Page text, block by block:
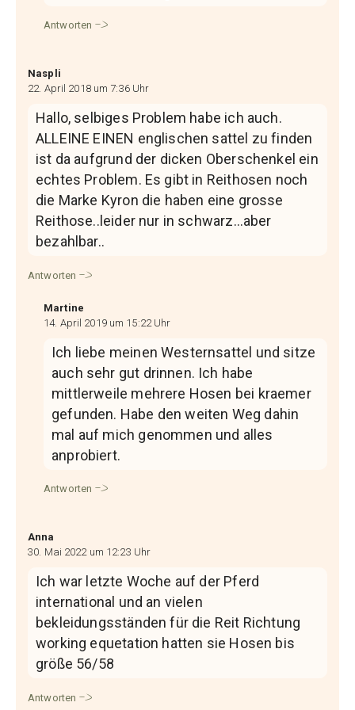
Antworten
Naspli
22. April 2018 um 7:36 Uhr
Hallo, selbiges Problem habe ich auch.
ALLEINE EINEN englischen sattel zu finden
ist da aufgrund der dicken Oberschenkel ein
echtes Problem. Es gibt in Reithosen noch
die Marke Kyron die haben eine grosse
Reithose..leider nur in schwarz…aber
bezahlbar..
Antworten
Martine
14. April 2019 um 15:22 Uhr
Ich liebe meinen Westernsattel und sitze
auch sehr gut drinnen. Ich habe
mittlerweile mehrere Hosen bei kraemer
gefunden. Habe den weiten Weg dahin
mal auf mich genommen und alles
anprobiert.
Antworten
Anna
30. Mai 2022 um 12:23 Uhr
Ich war letzte Woche auf der Pferd
international und an vielen
bekleidungsständen für die Reit Richtung
working equetation hatten sie Hosen bis
größe 56/58
Antworten